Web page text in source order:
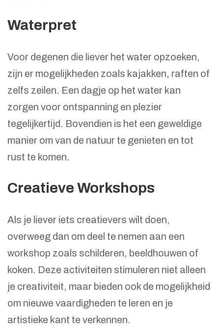
Waterpret
Voor degenen die liever het water opzoeken,
zijn er mogelijkheden zoals kajakken, raften of
zelfs zeilen. Een dagje op het water kan
zorgen voor ontspanning en plezier
tegelijkertijd. Bovendien is het een geweldige
manier om van de natuur te genieten en tot
rust te komen.
Creatieve Workshops
Als je liever iets creatievers wilt doen,
overweeg dan om deel te nemen aan een
workshop zoals schilderen, beeldhouwen of
koken. Deze activiteiten stimuleren niet alleen
je creativiteit, maar bieden ook de mogelijkheid
om nieuwe vaardigheden te leren en je
artistieke kant te verkennen.